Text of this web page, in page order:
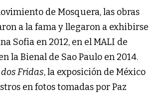
de Mosquera, las obras
a la fama y llegaron a exhibirse
Sofia en 2012, en el MALI de
la Bienal de Sao Paulo en 2014.
Fridas, la exposición de México
en fotos tomadas por Paz